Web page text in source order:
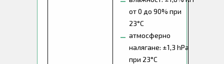
от 0 до 90% при
23°C
атмосферно
налягане: ±1,3 hPa
при 23°C